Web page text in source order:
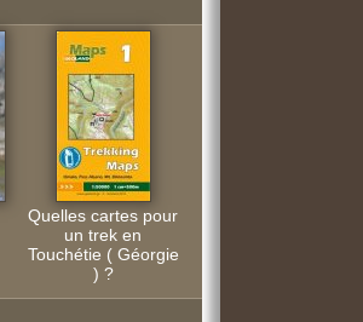
Quelles cartes pour
un trek en
Touchétie ( Géorgie
) ?